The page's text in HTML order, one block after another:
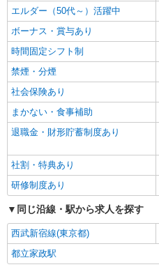
エルダー（50代～）活躍中
ボーナス・賞与あり
時間固定シフト制
禁煙・分煙
社会保険あり
まかない・食事補助
退職金・財形貯蓄制度あり
社割・特典あり
研修制度あり
同じ沿線・駅から求人を探す
西武新宿線(東京都)
都立家政駅